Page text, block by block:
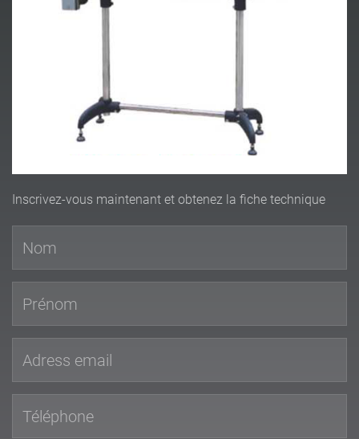
Inscrivez-vous maintenant et obtenez la fiche technique